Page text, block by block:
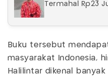
Termahal Rp23
Buku tersebut
masyarakat Indonesia,
Halilintar dikenal